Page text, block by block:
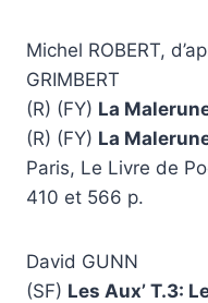
Michel ROBERT,
GRIMBERT
(R) (FY) La
(R) (FY) La
Paris, Le Livre de
410 et 566 p.
David GUNN
(SF) Les Aux’ T.3: